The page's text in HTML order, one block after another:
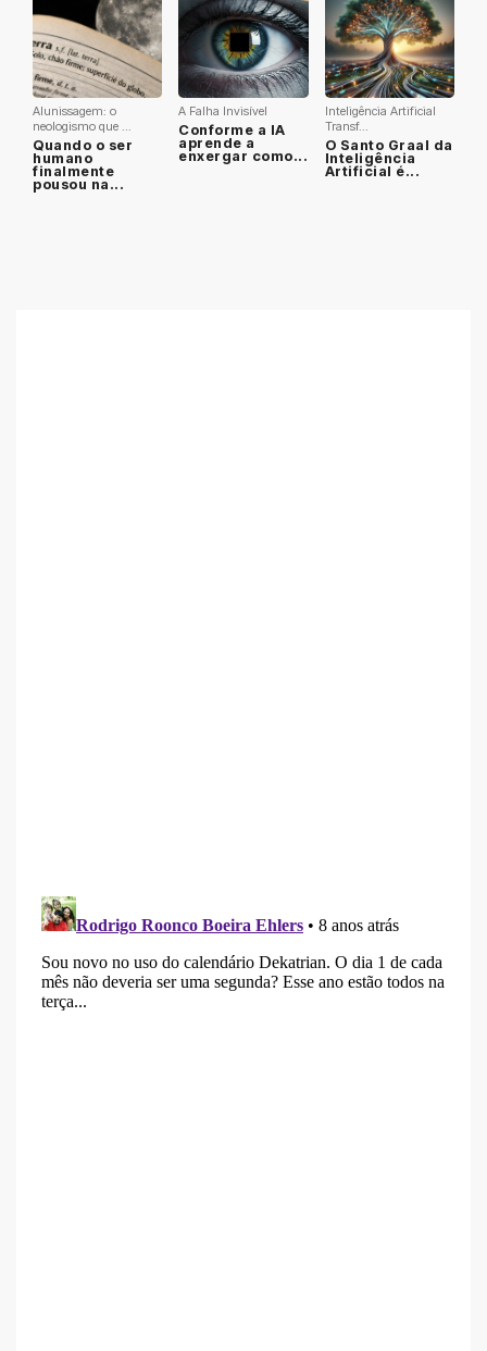
Alunissagem: o
neologismo que ...
Quando o ser
humano
finalmente
pousou na...
A Falha Invisível
Conforme a IA
aprende a
enxergar como...
Inteligência Artificial
Transf...
O Santo Graal da
Inteligência
Artificial é...